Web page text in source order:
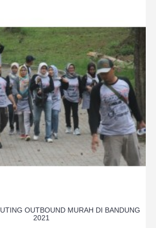
OUTBOUND MURAH DI BANDUNG
2021